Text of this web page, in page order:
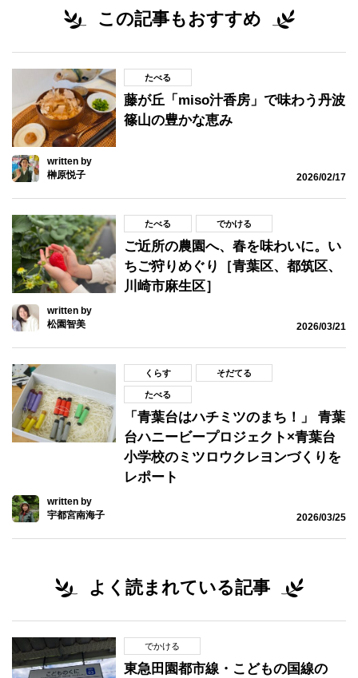
この記事もおすすめ
たべる
藤が丘「miso汁香房」で味わう丹波
篠山の豊かな恵み
written by
榊原悦子
2026/02/17
たべる でかける
ご近所の農園へ、春を味わいに。い
ちご狩りめぐり［青葉区、都筑区、
川崎市麻生区］
written by
松園智美
2026/03/21
くらす そだてる
たべる
「青葉台はハチミツのまち！」 青葉
台ハニービープロジェクト×青葉台
小学校のミツロウクレヨンづくりを
レポート
written by
宇都宮南海子
2026/03/25
よく読まれている記事
でかける
東急田園都市線・こどもの国線の